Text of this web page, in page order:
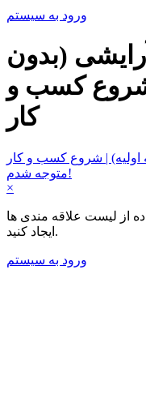
ورود به سیستم
(بدون
شروع کسب و
کار
اولیه) | شروع کسب و کار
متوجه شدم!
×
از لیست علاقه مندی ها
ایجاد کنید.
ورود به سیستم